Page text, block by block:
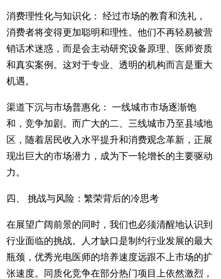
消费理性化与知识化： 经过市场的教育和洗礼，
消费者将变得更加聪明和理性。他们不再轻易被营
销话术迷惑，而是会主动研究设备原理、医师资质
和真实案例。这对于专业、透明的机构而言是重大
机遇。
渠道下沉与市场普惠化： 一线城市市场逐渐饱
和，竞争加剧。而广大的二、三线城市乃至县域地
区，随着居民收入水平提升和消费观念革新，正展
现出巨大的市场潜力，成为下一轮增长的主要驱动
力。
四、 挑战与风险：繁荣背后的冷思考
在展望广阔前景的同时，我们也必须清醒地认识到
行业面临的挑战。人才缺口是制约行业发展的最大
瓶颈，优秀光电医师的培养速度远跟不上市场的扩
张速度。同质化竞争在部分热门项目上依然激烈，